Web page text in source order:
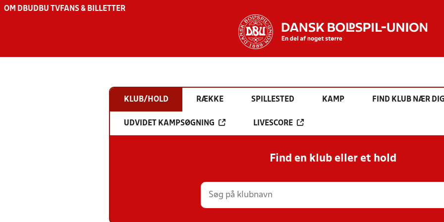
OM DBU DBU TV FANS & BILLETTER
KLUB/HOLD RÆKKE SPILLESTED KAMP FIND KLUB NÆR
UDVIDET KAMPSØGNING LIVESCORE
Find en klub eller et hold